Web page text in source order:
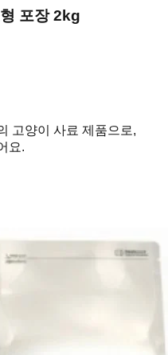
포장 2kg
고양이 사료 제품으로,
요.